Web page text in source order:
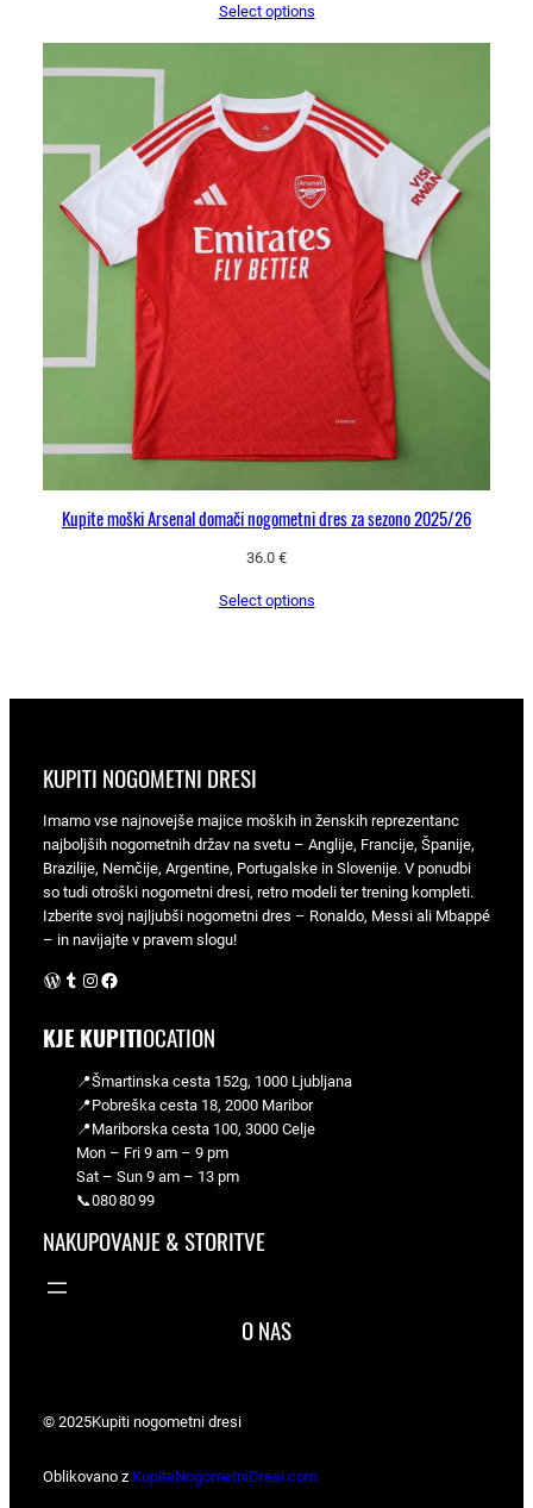
Select options
Kupite moški Arsenal domači nogometni dres za sezono 2025/26
36.0 €
Select options
KUPITI NOGOMETNI DRESI
Imamo vse najnovejše majice moških in ženskih reprezentanc
najboljših nogometnih držav na svetu – Anglije, Francije, Španije,
Brazilije, Nemčije, Argentine, Portugalske in Slovenije. V ponudbi
so tudi otroški nogometni dresi, retro modeli ter trening kompleti.
Izberite svoj najljubši nogometni dres – Ronaldo, Messi ali Mbappé
– in navijajte v pravem slogu!
WordPress Instagram Facebook
KJE KUPITIOCATION
📍Šmartinska cesta 152g, 1000 Ljubljana
📍Pobreška cesta 18, 2000 Maribor
📍Mariborska cesta 100, 3000 Celje
Mon – Fri 9 am – 9 pm
Sat – Sun 9 am – 13 pm
📞080 80 99
NAKUPOVANJE & STORITVE
O NAS
© 2025Kupiti nogometni dresi
Oblikovano z KupiteNogometniDresi.com